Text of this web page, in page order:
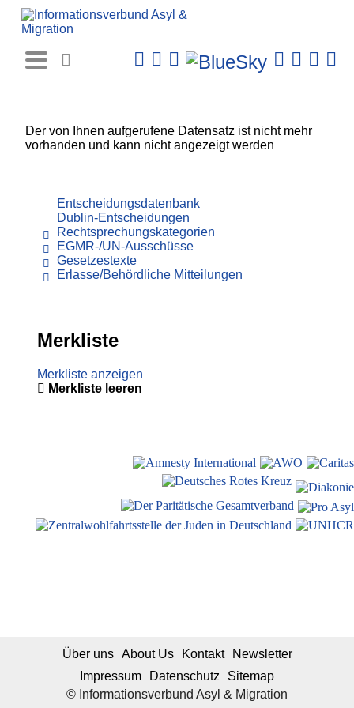
Der von Ihnen aufgerufene Datensatz ist nicht mehr
vorhanden und kann nicht angezeigt werden
Entscheidungsdatenbank
Dublin-Entscheidungen
Rechtsprechungskategorien
EGMR-/UN-Ausschüsse
Gesetzestexte
Erlasse/Behördliche Mitteilungen
Merkliste
Merkliste anzeigen
Merkliste leeren
© Informationsverbund Asyl & Migration
Über uns About Us Kontakt
Newsletter
Impressum
Datenschutz Sitemap